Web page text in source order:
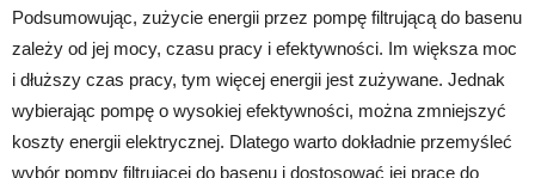
Podsumowując, zużycie energii przez pompę filtrującą do basenu
zależy od jej mocy, czasu pracy i efektywności. Im większa moc
i dłuższy czas pracy, tym więcej energii jest zużywane. Jednak
wybierając pompę o wysokiej efektywności, można zmniejszyć
koszty energii elektrycznej. Dlatego warto dokładnie przemyśleć
wybór pompy filtrującej do basenu i dostosować jej pracę do